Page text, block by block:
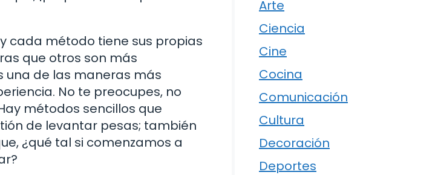
cada método tiene sus propias
que otros son más
una de las maneras más
No te preocupes, no
métodos sencillos que
de levantar pesas; también
¿qué tal si comenzamos a
Arte
Ciencia
Cine
Cocina
Comunicación
Cultura
Decoración
Deportes